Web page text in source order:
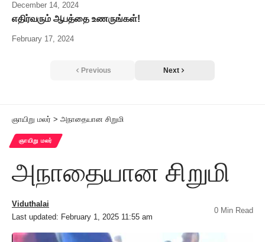
December 14, 2024
எதிர்வரும் ஆபத்தை உணருங்கள்!
February 17, 2024
Previous Next
ஞாயிறு மலர் > அநாதையான சிறுமி
ஞாயிறு மலர்
அநாதையான சிறுமி
Last updated: February 1, 2025 11:55 am
Viduthalai
0 Min Read